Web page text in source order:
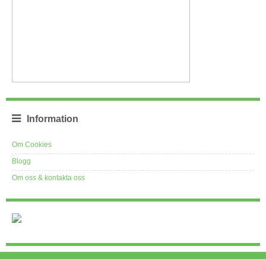
Information
Om Cookies
Blogg
Om oss & kontakta oss